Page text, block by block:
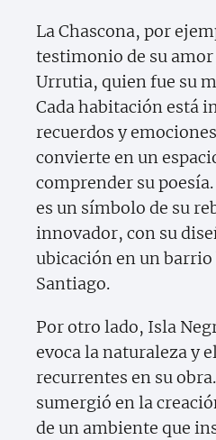
La Chascona, por
testimonio de su
Urrutia, quien fue su
Cada habitación está
recuerdos y
convierte en un
comprender su
es un símbolo de su
innovador, con su
ubicación en un
Santiago.
Por otro lado, Isla
evoca la naturaleza y
recurrentes en su
sumergió en la
de un ambiente que